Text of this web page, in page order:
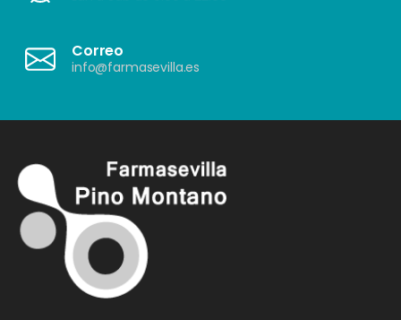
Correo
info@farmasevilla.es